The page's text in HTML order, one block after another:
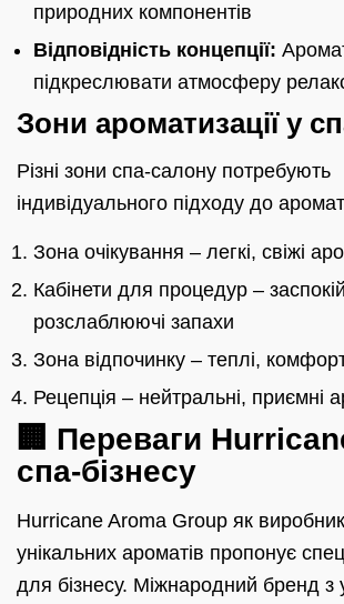
природних компонентів
Відповідність концепції:
підкреслювати атмосферу
Зони ароматизації у
Різні зони спа-салону потребують
індивідуального підходу до
Зона очікування – легкі, свіжі
Кабінети для процедур –
розслаблюючі запахи
Зона відпочинку – теплі,
Рецепція – нейтральні, приємні
🏢 Переваги
спа-бізнесу
Hurricane Aroma Group як
унікальних ароматів пропонує
для бізнесу. Міжнародний бренд з